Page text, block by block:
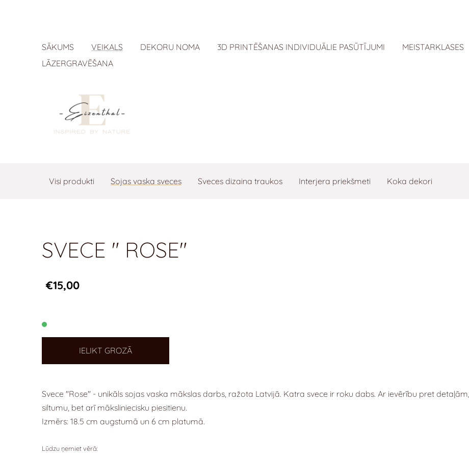
SĀKUMS VEIKALS DEKORU NOMA 3D PRINTĒŠANAS INDIVIDUĀLIE PASŪTĪJUMI MEISTARKLASES
LĀZERGRAVĒŠANA
Visi produkti Sojas vaska sveces Sveces dizaina traukos Interjera priekšmeti Koka dekori
SVECE " ROSE"
€15,00
IELIKT GROZĀ
Svece "Rose" - unikāls sojas vaska mākslas darbs, ražota Latvijā. Katra svece ir roku dabs. Ar ievērību pret
siltumu, bet arī māksliniecisku piesitienu.
Izmērs: 18.5 cm augstumā un 6 cm platumā.
Lūdzu ņemiet vērā: